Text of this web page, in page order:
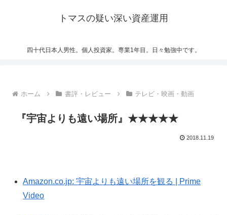
トマスの疑い深い資産運用
四十代日本人男性。個人投資家。専業1年目。日々勉強中です。
ホーム 書評・レビュー テレビ・映画・動画
『宇宙よりも遠い場所』★★★★★
2018.11.19
Amazon.co.jp: 宇宙よりも遠い場所を観る | Prime
Video